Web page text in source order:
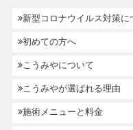
新型コロナウイルス対策に
初めての方へ
こうみやについて
こうみやが選ばれる理由
施術メニューと料金